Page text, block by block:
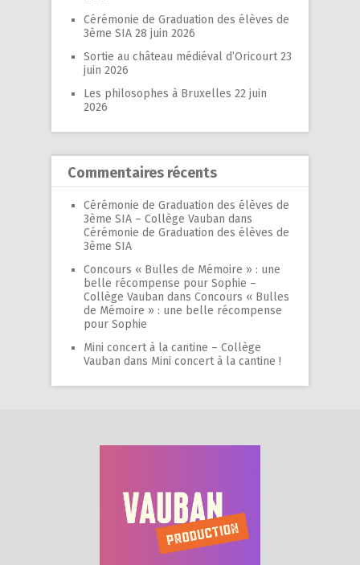
Cérémonie de Graduation des élèves de
3ème SIA 28 juin 2026
Sortie au château médiéval d’Oricourt 23
juin 2026
Les philosophes à Bruxelles 22 juin
2026
Commentaires récents
Cérémonie de Graduation des élèves de
3ème SIA – Collège Vauban dans
Cérémonie de Graduation des élèves de
3ème SIA
Concours « Bulles de Mémoire » : une
belle récompense pour Sophie –
Collège Vauban dans Concours « Bulles
de Mémoire » : une belle récompense
pour Sophie
Mini concert à la cantine – Collège
Vauban dans Mini concert à la cantine !